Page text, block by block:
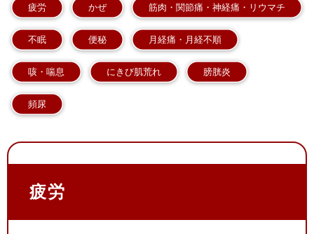
疲労 かぜ 筋肉・関節痛・神経痛・リウマチ
不眠 便秘 月経痛・月経不順
咳・喘息 にきび肌荒れ 膀胱炎
頻尿
疲労